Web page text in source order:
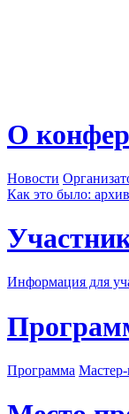
О
Новости
Как это было:
Информация для
Программа